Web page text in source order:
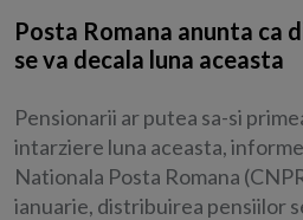
Posta Romana anunta ca
se va decala luna aceasta
Pensionarii ar putea sa-si
intarziere luna aceasta,
Nationala Posta Romana
ianuarie, distribuirea pensiilor